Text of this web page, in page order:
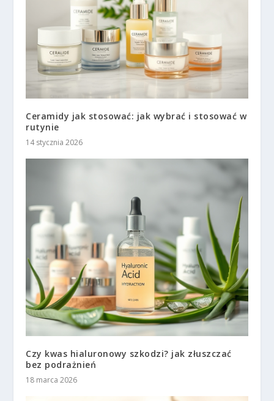
Ceramidy jak stosować: jak wybrać i stosować w
rutynie
14 stycznia 2026
Czy kwas hialuronowy szkodzi? jak złuszczać
bez podrażnień
18 marca 2026